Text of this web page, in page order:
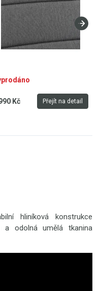
Kč Přejít na detail
hliníková konstrukce
a odolná umělá tkanina